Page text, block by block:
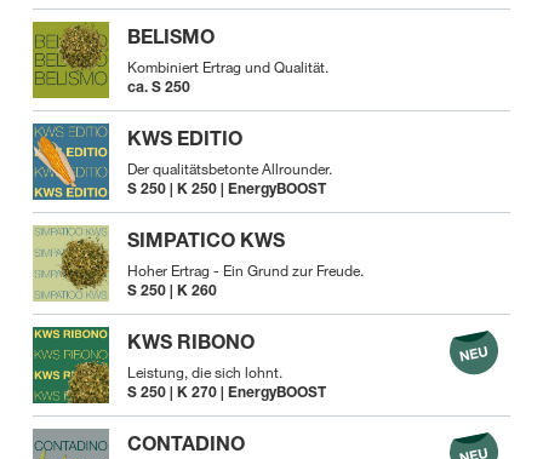
BELISMO
Kombiniert Ertrag und Qualität.
ca. S 250
KWS EDITIO
Der qualitätsbetonte Allrounder.
S 250 | K 250 | EnergyBOOST
SIMPATICO KWS
Hoher Ertrag - Ein Grund zur Freude.
S 250 | K 260
KWS RIBONO
Leistung, die sich lohnt.
S 250 | K 270 | EnergyBOOST
CONTADINO